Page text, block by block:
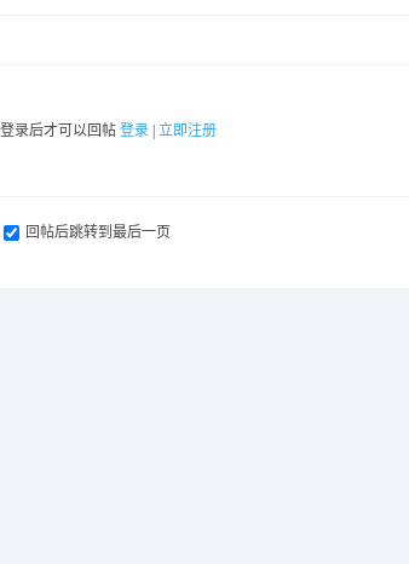
录后才可以回帖 登录 立即注册
回帖后跳转到最后一页